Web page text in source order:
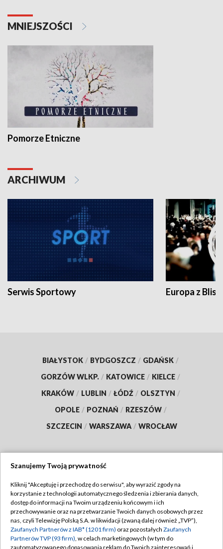
MNIEJSZOŚCI
Pomorze Etniczne
ARCHIWUM
Serwis Sportowy Europa z
BIAŁYSTOK / BYDGOSZCZ / GDAŃSK /
GORZÓW WLKP. / KATOWICE / KIELCE /
KRAKÓW / LUBLIN / ŁÓDŹ / OLSZTYN /
OPOLE / POZNAŃ / RZESZÓW /
SZCZECIN / WARSZAWA / WROCŁAW
TVP
Abonament TVP
Emisja w TVP
Centrum informacji TVP
Regulamin TVP
Polityka prywatności
Moje zgody
Szanujemy Twoją prywatność
Kliknij "Akceptuję i przechodzę do serwisu", aby wyrazić zgody na
korzystanie z technologii automatycznego śledzenia i zbierania danych,
dostęp do informacji na Twoim urządzeniu końcowym i ich
przechowywanie oraz na przetwarzanie Twoich danych osobowych przez
nas, czyli Telewizję Polską S.A. w likwidacji (zwaną dalej również „TVP”),
Zaufanych Partnerów z IAB* (1201 firm) oraz pozostałych Zaufanych
Partnerów TVP (93 firm), w celach marketingowych (w tym do
zautomatyzowanego dopasowania reklam do Twoich zainteresowań i